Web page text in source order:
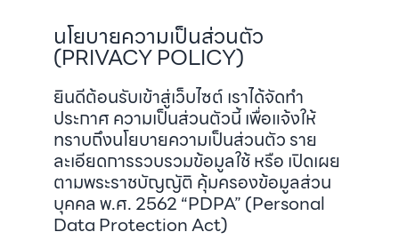
นโยบายความเป็นส่วนตัว
(PRIVACY POLICY)
ยินดีต้อนรับเข้าสู่เว็บไซต์ เราได้จัดทำ
ประกาศ ความเป็นส่วนตัวนี้ เพื่อแจ้งให้
ทราบถึงนโยบายความเป็นส่วนตัว ราย
ละเอียดการรวบรวมข้อมูลใช้ หรือ เปิดเผย
ตามพระราชบัญญัติ คุ้มครองข้อมูลส่วน
บุคคล พ.ศ. 2562 “PDPA” (Personal
Data Protection Act)